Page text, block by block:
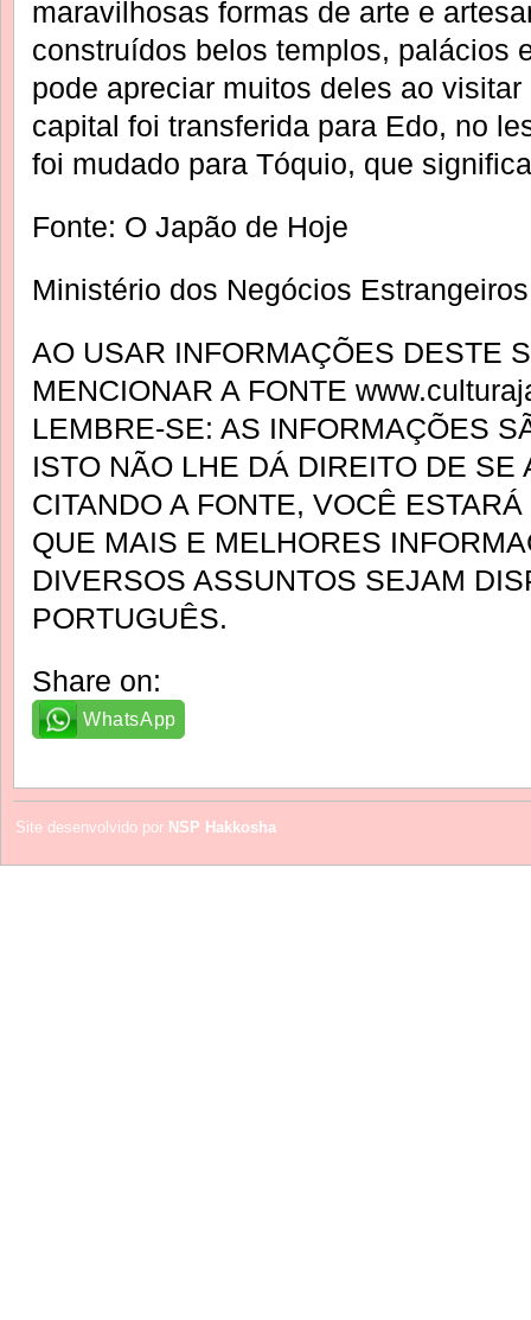
maravilhosas formas de arte e
construídos belos templos, palácios
pode apreciar muitos deles ao
capital foi transferida para Edo, no
foi mudado para Tóquio, que
Fonte: O Japão de Hoje
Ministério dos Negócios
AO USAR INFORMAÇÕES DESTE
MENCIONAR A FONTE
LEMBRE-SE: AS INFORMAÇÕES
ISTO NÃO LHE DÁ DIREITO DE SE
CITANDO A FONTE, VOCÊ
QUE MAIS E MELHORES
DIVERSOS ASSUNTOS SEJAM
PORTUGUÊS.
Share on:
WhatsApp
Site desenvolvido por NSP Hakkosha